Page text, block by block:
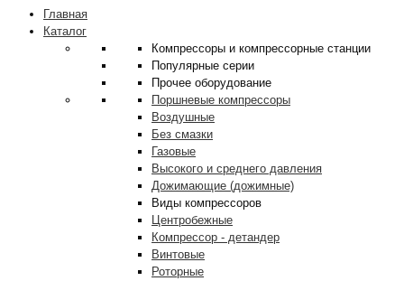
Главная
Каталог
Компрессоры и компрессорные станции
Популярные серии
Прочее оборудование
Поршневые компрессоры
Воздушные
Без смазки
Газовые
Высокого и среднего давления
Дожимающие (дожимные)
Виды компрессоров
Центробежные
Компрессор - детандер
Винтовые
Роторные